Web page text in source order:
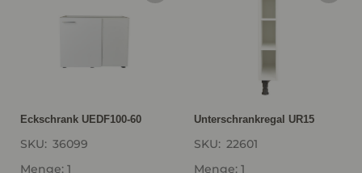
Eckschrank UEDF100-60
SKU: 36099
Menge: 1
Unterschrankregal UR15
SKU: 22601
Menge: 1